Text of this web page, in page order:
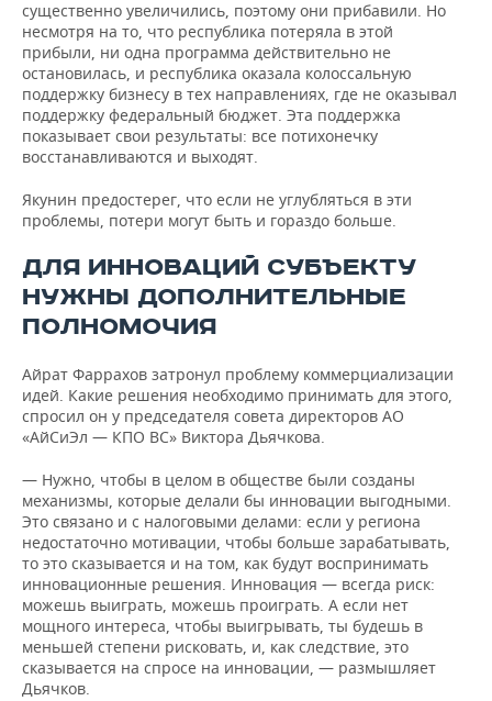
существенно увеличились, поэтому они прибавили. Но
несмотря на то, что республика потеряла в этой
прибыли, ни одна программа действительно не
остановилась, и республика оказала колоссальную
поддержку бизнесу в тех направлениях, где не оказывал
поддержку федеральный бюджет. Эта поддержка
показывает свои результаты: все потихонечку
восстанавливаются и выходят.
Якунин предостерег, что если не углубляться в эти
проблемы, потери могут быть и гораздо больше.
ДЛЯ ИННОВАЦИЙ СУБЪЕКТУ
НУЖНЫ ДОПОЛНИТЕЛЬНЫЕ
ПОЛНОМОЧИЯ
Айрат Фаррахов затронул проблему коммерциализации
идей. Какие решения необходимо принимать для этого,
спросил он у председателя совета директоров АО
«АйСиЭл — КПО ВС» Виктора Дьячкова.
— Нужно, чтобы в целом в обществе были созданы
механизмы, которые делали бы инновации выгодными.
Это связано и с налоговыми делами: если у региона
недостаточно мотивации, чтобы больше зарабатывать,
то это сказывается и на том, как будут воспринимать
инновационные решения. Инновация — всегда риск:
можешь выиграть, можешь проиграть. А если нет
мощного интереса, чтобы выигрывать, ты будешь в
меньшей степени рисковать, и, как следствие, это
сказывается на спросе на инновации, — размышляет
Дьячков.